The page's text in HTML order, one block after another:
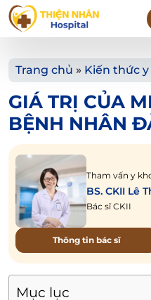
Trang chủ » Kiến thức
GIÁ TRỊ CỦA
BỆNH NHÂN
Tham vấn y
BS. CKII Lê
Bác sĩ CKII
Thông tin bác sĩ
Mục lục